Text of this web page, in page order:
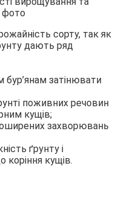
сорту, так як
дають ряд
затінювати
поживних речовин
кущів;
захворювань
ґрунту і
кущів.